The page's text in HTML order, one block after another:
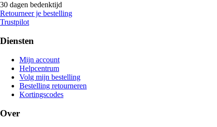
30 dagen bedenktijd
Retourneer je bestelling
Trustpilot
Diensten
Mijn account
Helpcentrum
Volg mijn bestelling
Bestelling retourneren
Kortingscodes
Over